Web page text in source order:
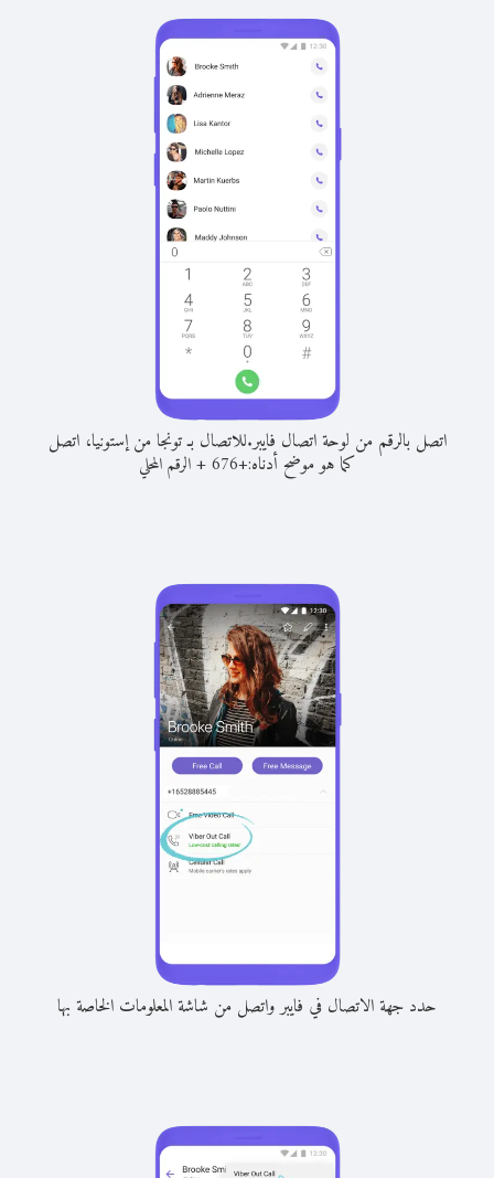
اتصل بالرقم من لوحة اتصال فايبر.للاتصال بـ تونجا من إستونيا، اتصل
كما هو موضح أدناه:+
676
+الرقم المحلي
حدد جهة الاتصال في فايبر واتصل من شاشة المعلومات الخاصة بها